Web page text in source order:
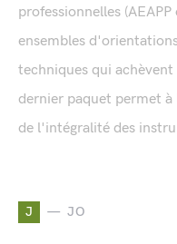
professionnelles
ensembles
techniques qui
dernier paquet permet
de l'intégralité des
J JO